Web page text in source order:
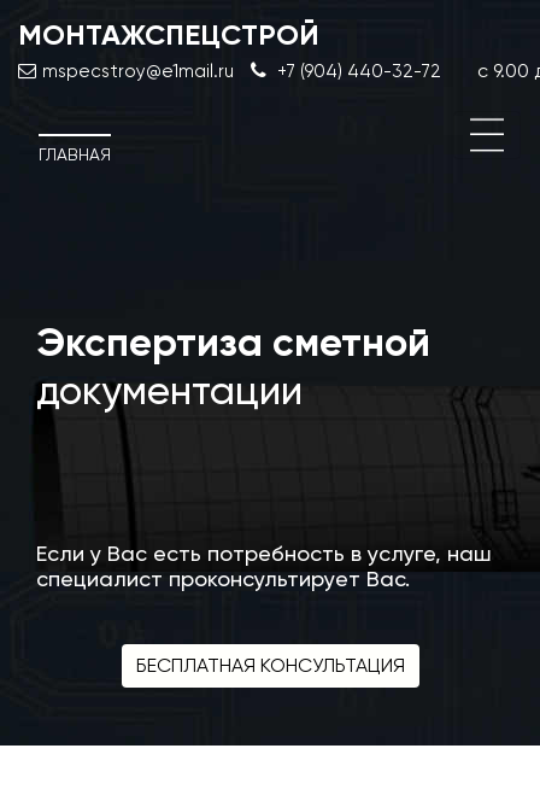
МОНТАЖСПЕЦСТРОЙ
mspecstroy@e1mail.ru +7 (904) 440-32-72 с 9.00
ГЛАВНАЯ
Экспертиза сметной
документации
Если у Вас есть потребность в услуге, наш
специалист проконсультирует Вас.
БЕСПЛАТНАЯ КОНСУЛЬТАЦИЯ